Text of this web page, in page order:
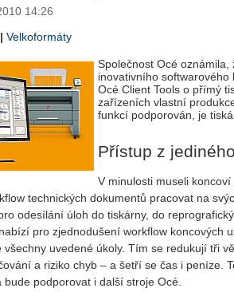
14:26
| Velkoformáty
Společnost Océ
inovativního
Océ Client Tools o přímý
zařízeních vlastní
funkcí podporován, je
Přístup z
V minulosti museli
technických dokumentů pracovat na
odesílání úloh do tiskárny, do
pro zjednodušení workflow koncových
všechny uvedené úkoly. Tím se redukují tři
a riziko chyb – a šetří se čas i peníze.
podporovat i další stroje Océ.